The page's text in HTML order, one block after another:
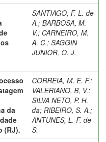
SANTIAGO, F. L. de
A.; BARBOSA, M.
V.; CARNEIRO, M.
A. C.; SAGGIN
JUNIOR, O. J.
da
(RJ).
CORREIA, M. E. F.;
VALERIANO, B, V.;
SILVA NETO, P. H.
da; RIBEIRO, S. A.;
ANTUNES, L. F. de
S.